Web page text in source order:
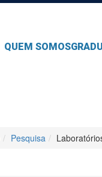
QUEM SOMOS
Pesquisa